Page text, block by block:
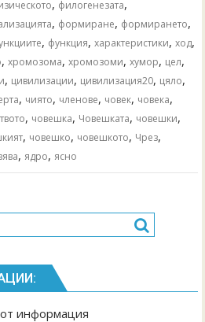
, филогенезата,
, формиране, формирането,
, функция,характеристики,ход,
,хромозома,хромозоми,хумор, цел,
, цивилизации, цивилизация20, цяло,
, чиято, членове, човек, човека,
, човешка, Човешката, човешки,
, човешко, човешкото, Чрез,
, ядро, ясно
от информация